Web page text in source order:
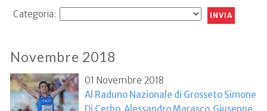
Categoria:
Novembre 2018
01 Novembre 2018
Al Raduno Nazionale di Grosseto Simone
Di Cerbo,Alessandro Marasco,Giuseppe